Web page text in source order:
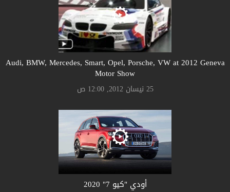
Audi, BMW, Mercedes, Smart, Opel, Porsche, VW at 2012 Geneva
Motor Show
25 نيسان 2012, 12:00 ص
أودي "كيو 7" 2020